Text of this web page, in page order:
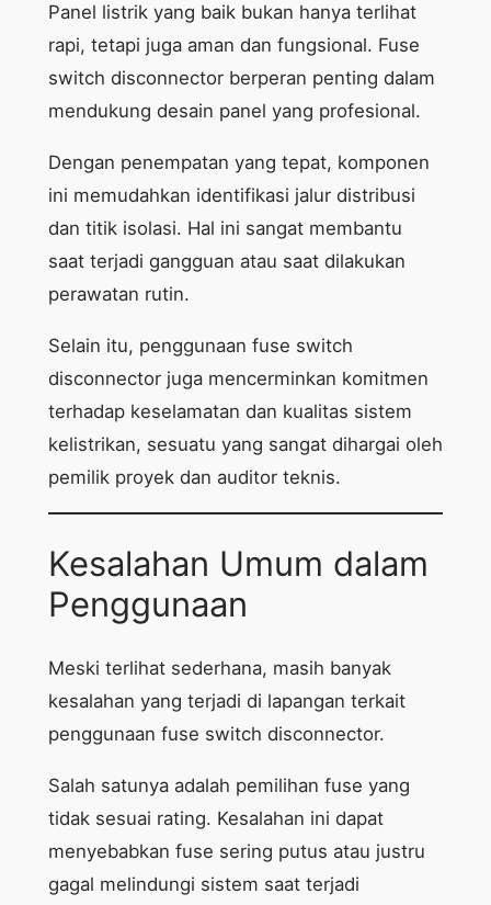
Panel listrik yang baik bukan hanya terlihat
rapi, tetapi juga aman dan fungsional. Fuse
switch disconnector berperan penting dalam
mendukung desain panel yang profesional.
Dengan penempatan yang tepat, komponen
ini memudahkan identifikasi jalur distribusi
dan titik isolasi. Hal ini sangat membantu
saat terjadi gangguan atau saat dilakukan
perawatan rutin.
Selain itu, penggunaan fuse switch
disconnector juga mencerminkan komitmen
terhadap keselamatan dan kualitas sistem
kelistrikan, sesuatu yang sangat dihargai oleh
pemilik proyek dan auditor teknis.
Kesalahan Umum dalam
Penggunaan
Meski terlihat sederhana, masih banyak
kesalahan yang terjadi di lapangan terkait
penggunaan fuse switch disconnector.
Salah satunya adalah pemilihan fuse yang
tidak sesuai rating. Kesalahan ini dapat
menyebabkan fuse sering putus atau justru
gagal melindungi sistem saat terjadi